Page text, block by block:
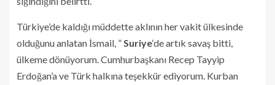
Türkiye’de kaldığı müddette aklının her vakit ülkesinde
olduğunu anlatan İsmail, ” Suriye‘de artık savaş bitti,
ülkeme dönüyorum. Cumhurbaşkanı Recep Tayyip
Erdoğan’a ve Türk halkına teşekkür ediyorum. Kurban